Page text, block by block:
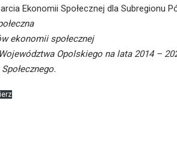
Ekonomii Społecznej dla Subregionu
ekonomii społecznej
Opolskiego na lata 2014 –